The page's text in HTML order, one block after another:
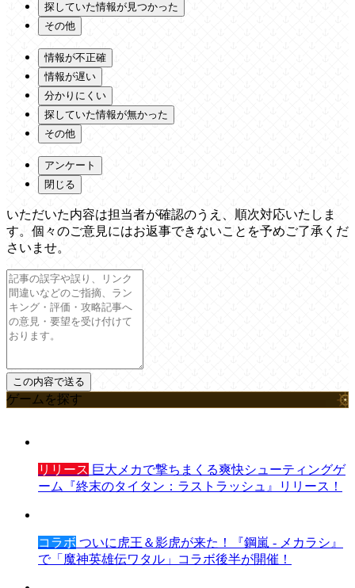
探していた情報が見つかった
その他
情報が不正確
情報が遅い
分かりにくい
探していた情報が無かった
その他
アンケート
閉じる
いただいた内容は担当者が確認のうえ、順次対応いたしま
す。個々のご意見にはお返事できないことを予めご了承くだ
さいませ。
ゲームを探す
リリース 巨大メカで撃ちまくる爽快シューティングゲ
ーム『終末のタイタン：ラストラッシュ』リリース！
コラボ ついに虎王＆影虎が来た！『鋼嵐 - メカラシ』
で「魔神英雄伝ワタル」コラボ後半が開催！